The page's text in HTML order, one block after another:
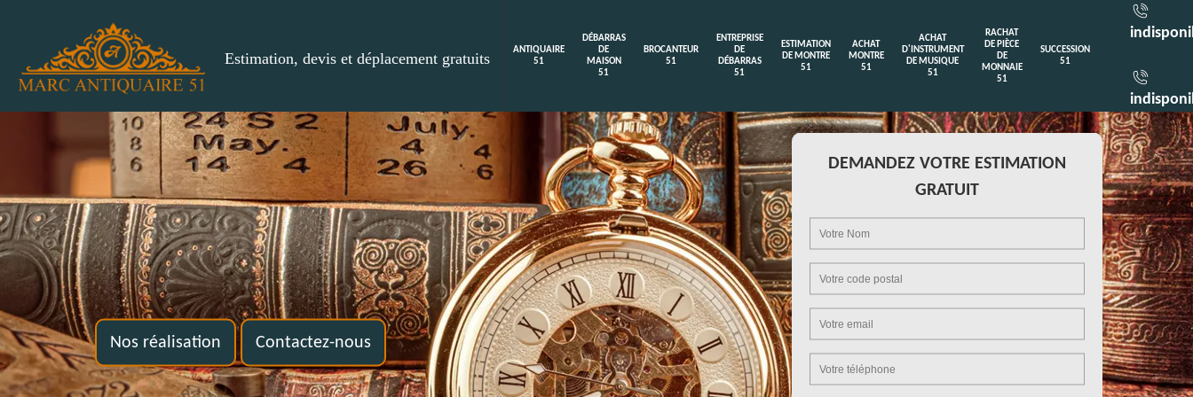
Estimation, devis et déplacement gratuits
ANTIQUAIRE
51
DÉBARRAS
DE
MAISON
51
BROCANTEUR
51
ENTREPRISE
DE
DÉBARRAS
51
ESTIMATION
DE MONTRE
51
ACHAT
MONTRE
51
ACHAT
D'INSTRUMENT
DE MUSIQUE
51
RACHAT
DE PIÈCE
DE
MONNAIE
51
SUCCESSION
51
Nos réalisation Contactez-nous
DEMANDEZ VOTRE ESTIMATION
GRATUIT